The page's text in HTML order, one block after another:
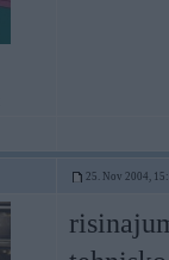
25. Nov 2004,